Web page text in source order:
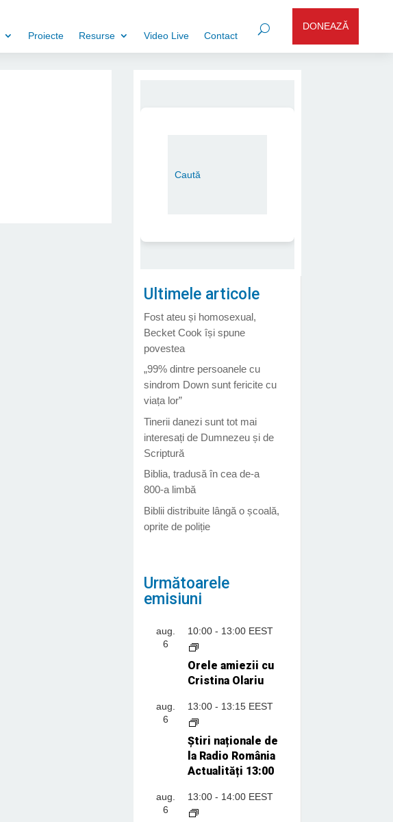
Proiecte Resurse Video Live Contact
DONEAZĂ
Ultimele articole
Fost ateu și homosexual,
Becket Cook își spune
povestea
„99% dintre persoanele cu
sindrom Down sunt fericite cu
viața lor”
Tinerii danezi sunt tot mai
interesați de Dumnezeu și de
Scriptură
Biblia, tradusă în cea de-a
800-a limbă
Biblii distribuite lângă o școală,
oprite de poliție
Următoarele
emisiuni
aug.
6
10:00- 13:00 EEST
Orele amiezii cu
Cristina Olariu
aug.
6
13:00- 13:15 EEST
Știri naționale de
la Radio România
Actualități 13:00
aug.
6
13:00- 14:00 EEST